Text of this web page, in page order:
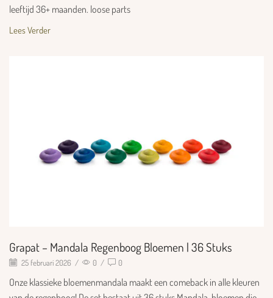
leeftijd 36+ maanden. loose parts
Lees Verder
Grapat – Mandala Regenboog Bloemen | 36 Stuks
25 februari 2026 / 0 / 0
Onze klassieke bloemenmandala maakt een comeback in alle kleuren